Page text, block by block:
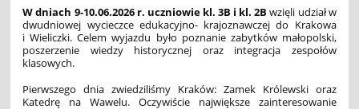
W dniach 9-10.06.2026 r. uczniowie kl. 3B i kl. 2B wzięli udział w
dwudniowej wycieczce edukacyjno- krajoznawczej do Krakowa
i Wieliczki. Celem wyjazdu było poznanie zabytków małopolski,
poszerzenie wiedzy historycznej oraz integracja zespołów
klasowych.
Pierwszego dnia zwiedziliśmy Kraków: Zamek Królewski oraz
Katedrę na Wawelu. Oczywiście największe zainteresowanie